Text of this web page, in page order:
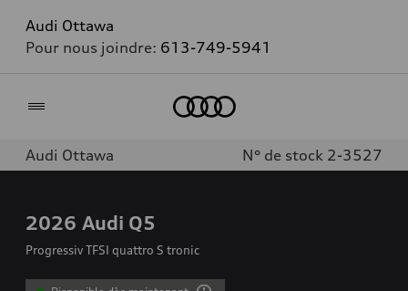
Audi Ottawa
Pour nous joindre: 613-749-5941
Audi Ottawa N° de stock 2-3527
2026 Audi Q5
Progressiv TFSI quattro S tronic